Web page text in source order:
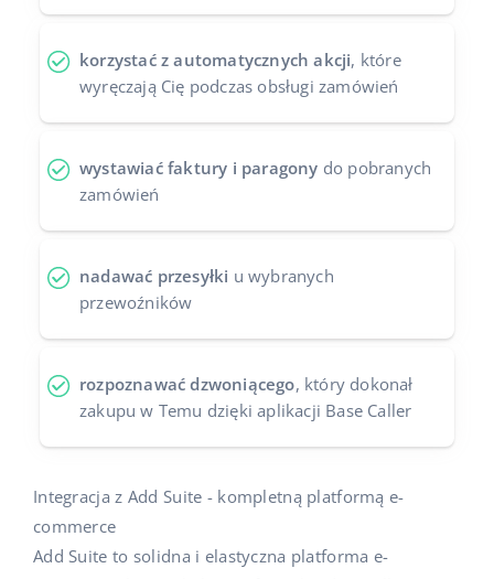
korzystać z automatycznych akcji, które
wyręczają Cię podczas obsługi zamówień
wystawiać faktury i paragony do pobranych
zamówień
nadawać przesyłki u wybranych
przewoźników
rozpoznawać dzwoniącego, który dokonał
zakupu w Temu dzięki aplikacji Base Caller
Integracja z Add Suite - kompletną platformą e-
commerce
Add Suite to solidna i elastyczna platforma e-